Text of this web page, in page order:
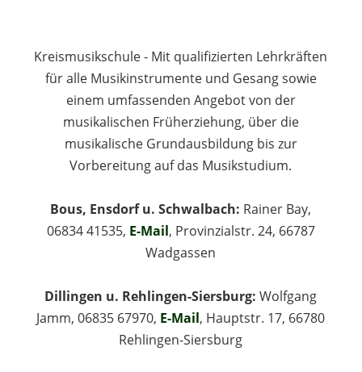
Kreismusikschule - Mit qualifizierten Lehrkräften
für alle Musikinstrumente und Gesang sowie
einem umfassenden Angebot von der
musikalischen Früherziehung, über die
musikalische Grundausbildung bis zur
Vorbereitung auf das Musikstudium.
Bous, Ensdorf u. Schwalbach: Rainer Bay,
06834 41535, E-Mail, Provinzialstr. 24, 66787
Wadgassen
Dillingen u. Rehlingen-Siersburg: Wolfgang
Jamm, 06835 67970, E-Mail, Hauptstr. 17, 66780
Rehlingen-Siersburg